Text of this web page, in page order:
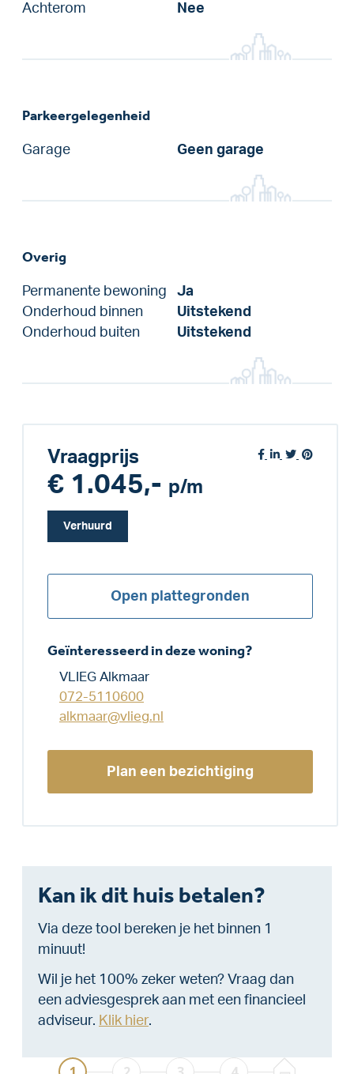
Achterom
Nee
Parkeergelegenheid
Garage Geen garage
Overig
Permanente bewoning
Ja
Onderhoud binnen
Uitstekend
Onderhoud buiten
Uitstekend
Vraagprijs
€ 1.045,- p/m
Verhuurd
Open plattegronden
Geïnteresseerd in deze woning?
VLIEG Alkmaar
072-5110600
alkmaar@vlieg.nl
Plan een bezichtiging
Kan ik dit huis betalen?
Via deze tool bereken je het binnen 1
minuut!
Wil je het 100% zeker weten? Vraag dan
een adviesgesprek aan met een financieel
adviseur. Klik hier.